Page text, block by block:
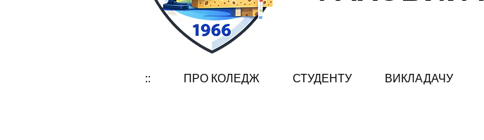
:: ПРО КОЛЕДЖ СТУДЕНТУ ВИКЛАДАЧУ